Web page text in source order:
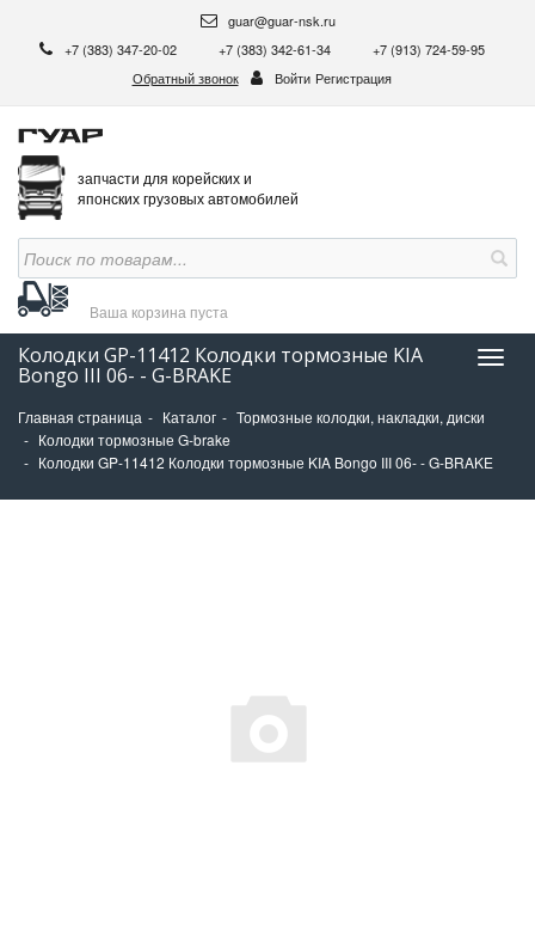
guar@guar-nsk.ru
+7 (383) 347-20-02
+7 (383) 342-61-34
+7 (913) 724-59-95
Обратный звонок
Войти Регистрация
запчасти для корейских и
японских грузовых автомобилей
Ваша корзина пуста
Колодки GP-11412 Колодки тормозные KIA
Bongo III 06- - G-BRAKE
Главная страница Каталог
Тормозные колодки, накладки, диски
Колодки тормозные G-brake
Колодки GP-11412 Колодки тормозные KIA Bongo III 06- - G-BRAKE